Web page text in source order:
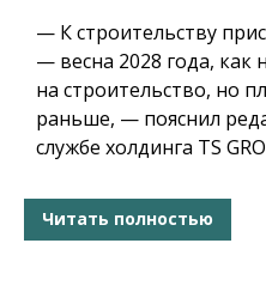
— К строительству
— весна 2028 года, как
на строительство, но
раньше, — пояснил
службе холдинга TS
Читать полностью